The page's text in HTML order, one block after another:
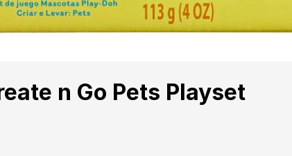
n Go Pets Playset